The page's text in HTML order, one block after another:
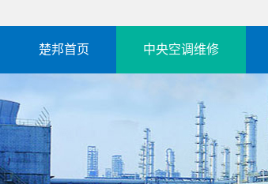
楚邦首页 中央空调维修